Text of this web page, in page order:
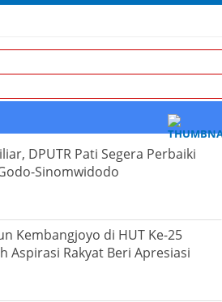
DPUTR Pati Segera Perbaiki
Sinomwidodo
Kembangjoyo di HUT Ke-25
Aspirasi Rakyat Beri Apresiasi